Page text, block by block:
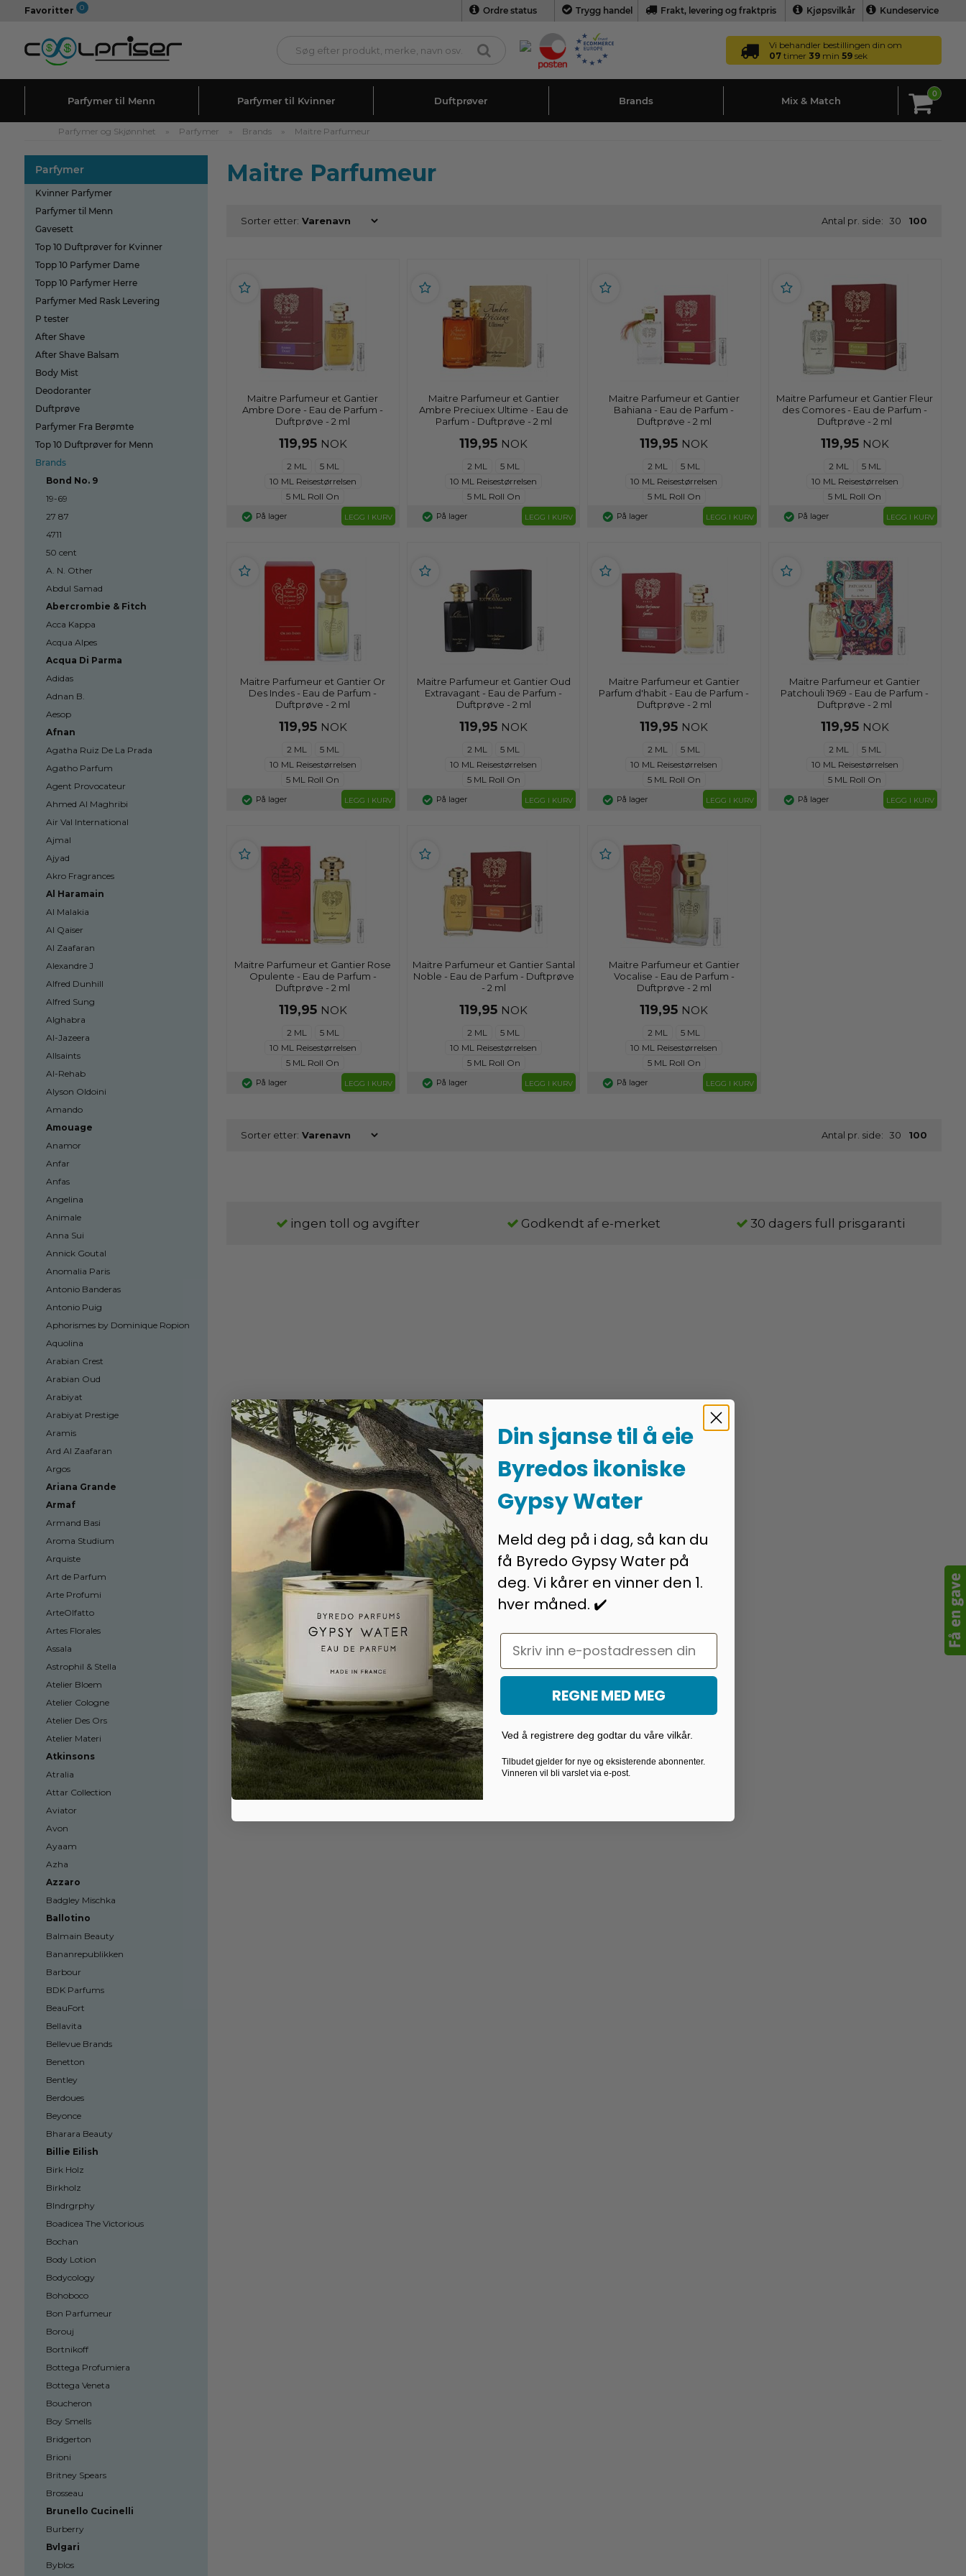
Favoritter 0 Ordre status Trygg handel Frakt, levering og fraktpris Kjøpsvilkår Kundeservice
Vi behandler bestillingen din om
07 timer 39 min58 sek
Parfymer til Menn Parfymer til Kvinner Duftprøver Brands Mix & Match
0
Parfymer og Skjønnhet » Parfymer » Brands » Maitre Parfumeur
Parfymer
Kvinner Parfymer
Parfymer til Menn
Gavesett
Top 10 Duftprøver for Kvinner
Topp 10 Parfymer Dame
Topp 10 Parfymer Herre
Parfymer Med Rask Levering
P tester
After Shave
After Shave Balsam
Body Mist
Deodoranter
Duftprøve
Parfymer Fra Berømte
Top 10 Duftprøver for Menn
Brands
Bond No. 9
19-69
27 87
4711
50 cent
A. N. Other
Abdul Samad
Abercrombie & Fitch
Acca Kappa
Acqua Alpes
Acqua Di Parma
Adidas
Adnan B.
Aesop
Afnan
Agatha Ruiz De La Prada
Agatho Parfum
Agent Provocateur
Ahmed Al Maghribi
Air Val International
Ajmal
Ajyad
Akro Fragrances
Al Haramain
Al Malakia
Al Qaiser
Al Zaafaran
Alexandre J
Alfred Dunhill
Alfred Sung
Alghabra
Al-Jazeera
Allsaints
Al-Rehab
Alyson Oldoini
Amando
Amouage
Anamor
Anfar
Anfas
Angelina
Animale
Anna Sui
Annick Goutal
Anomalia Paris
Antonio Banderas
Antonio Puig
Aphorismes by Dominique Ropion
Aquolina
Arabian Crest
Arabian Oud
Arabiyat
Arabiyat Prestige
Aramis
Ard Al Zaafaran
Argos
Ariana Grande
Armaf
Armand Basi
Aroma Studium
Arquiste
Art de Parfum
Arte Profumi
ArteOlfatto
Artes Florales
Assala
Astrophil & Stella
Atelier Bloem
Atelier Cologne
Atelier Des Ors
Atelier Materi
Atkinsons
Atralia
Attar Collection
Aviator
Avon
Ayaam
Azha
Azzaro
Badgley Mischka
Ballotino
Balmain Beauty
Bananrepublikken
Barbour
BDK Parfums
BeauFort
Bellavita
Bellevue Brands
Benetton
Bentley
Berdoues
Beyonce
Bharara Beauty
Billie Eilish
Birk Holz
Birkholz
Blndrgrphy
Boadicea The Victorious
Bochan
Body Lotion
Bodycology
Bohoboco
Bon Parfumeur
Borouj
Bortnikoff
Bottega Profumiera
Bottega Veneta
Boucheron
Boy Smells
Bridgerton
Brioni
Britney Spears
Brosseau
Brunello Cucinelli
Burberry
Bvlgari
Byblos
Maitre Parfumeur
Sorter etter: Antal pr. side: 30 100
Maitre Parfumeur et Gantier
Ambre Dore - Eau de Parfum -
Duftprøve - 2 ml
119,95 NOK
2 ML
5 ML
10 ML Reisestørrelsen
5 ML Roll On
På lager LEGG I KURV
Maitre Parfumeur et Gantier
Ambre Preciuex Ultime - Eau de
Parfum - Duftprøve - 2 ml
119,95 NOK
2 ML
5 ML
10 ML Reisestørrelsen
5 ML Roll On
På lager LEGG I KURV
Maitre Parfumeur et Gantier
Bahiana - Eau de Parfum -
Duftprøve - 2 ml
119,95 NOK
2 ML
5 ML
10 ML Reisestørrelsen
5 ML Roll On
På lager LEGG I KURV
Maitre Parfumeur et Gantier Fleur
des Comores - Eau de Parfum -
Duftprøve - 2 ml
119,95 NOK
2 ML
5 ML
10 ML Reisestørrelsen
5 ML Roll On
På lager LEGG I KURV
Maitre Parfumeur et Gantier Or
Des Indes - Eau de Parfum -
Duftprøve - 2 ml
119,95 NOK
2 ML
5 ML
10 ML Reisestørrelsen
5 ML Roll On
På lager LEGG I KURV
Maitre Parfumeur et Gantier Oud
Extravagant - Eau de Parfum -
Duftprøve - 2 ml
119,95 NOK
2 ML
5 ML
10 ML Reisestørrelsen
5 ML Roll On
På lager LEGG I KURV
Maitre Parfumeur et Gantier
Parfum d'habit - Eau de Parfum -
Duftprøve - 2 ml
119,95 NOK
2 ML
5 ML
10 ML Reisestørrelsen
5 ML Roll On
På lager LEGG I KURV
Maitre Parfumeur et Gantier
Patchouli 1969 - Eau de Parfum -
Duftprøve - 2 ml
119,95 NOK
2 ML
5 ML
10 ML Reisestørrelsen
5 ML Roll On
På lager LEGG I KURV
Maitre Parfumeur et Gantier Rose
Opulente - Eau de Parfum -
Duftprøve - 2 ml
119,95 NOK
2 ML
5 ML
10 ML Reisestørrelsen
5 ML Roll On
På lager LEGG I KURV
Maitre Parfumeur et Gantier Santal
Noble - Eau de Parfum - Duftprøve
- 2 ml
119,95 NOK
2 ML
5 ML
10 ML Reisestørrelsen
5 ML Roll On
På lager LEGG I KURV
Maitre Parfumeur et Gantier
Vocalise - Eau de Parfum -
Duftprøve - 2 ml
119,95 NOK
2 ML
5 ML
10 ML Reisestørrelsen
5 ML Roll On
På lager LEGG I KURV
Sorter etter: Antal pr. side: 30 100
ingen toll og avgifter Godkendt af e-merket 30 dagers full prisgaranti
Din sjanse til å eie
Byredos ikoniske
Gypsy Water
Meld deg på i dag, så kan du
få Byredo Gypsy Water på
deg. Vi kårer en vinner den 1.
hver måned. ✔️
Email
REGNE MED MEG
Ved å registrere deg godtar du våre vilkår.
Tilbudet gjelder for nye og eksisterende abonnenter.
Vinneren vil bli varslet via e-post.